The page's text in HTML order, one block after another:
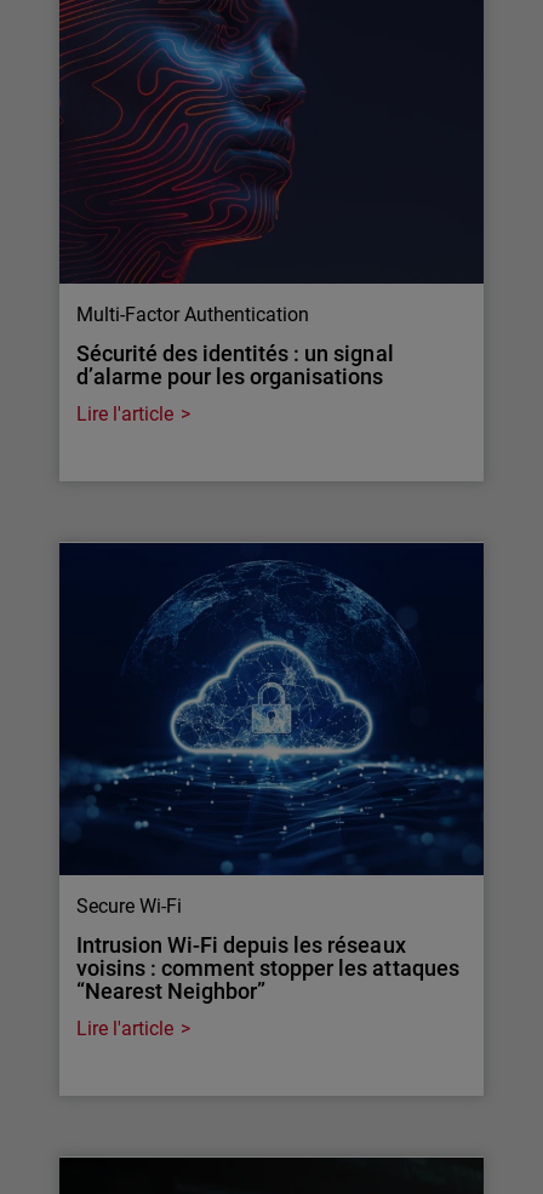
Multi-Factor Authentication
Sécurité des identités : un signal
d’alarme pour les organisations
Lire l'article
Secure Wi-Fi
Intrusion Wi-Fi depuis les réseaux
voisins : comment stopper les attaques
“Nearest Neighbor”
Lire l'article